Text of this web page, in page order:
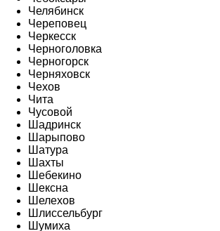
Челябинск
Череповец
Черкесск
Черноголовка
Черногорск
Черняховск
Чехов
Чита
Чусовой
Шадринск
Шарыпово
Шатура
Шахты
Шебекино
Шексна
Шелехов
Шлиссельбург
Шумиха